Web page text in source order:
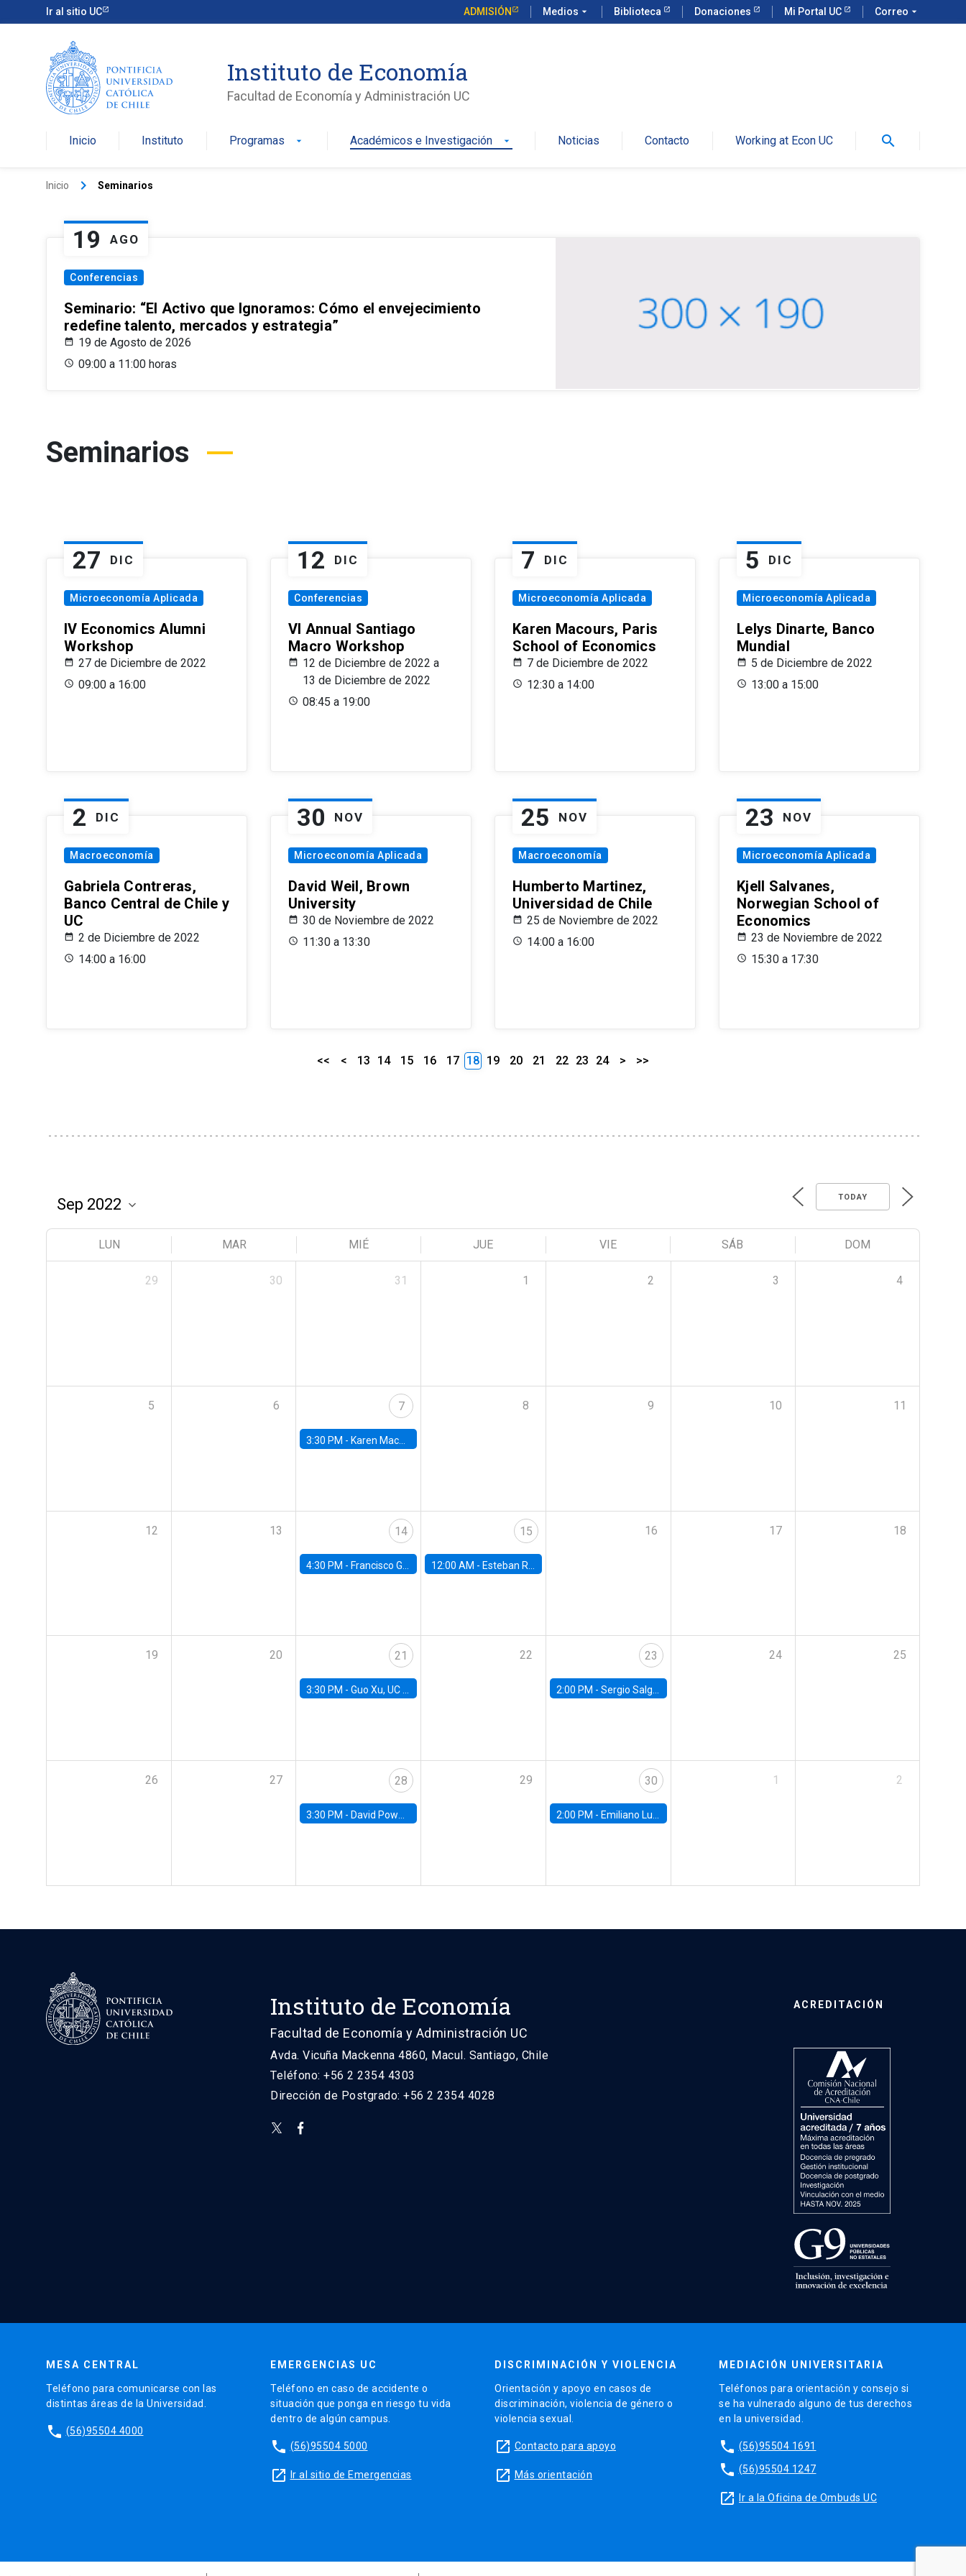
Ir al sitio UC ADMISIÓN Medios arrow_drop_down Biblioteca Donaciones Mi Portal UC Correo arrow_drop_down
Instituto de Economía
Facultad de Economía y Administración UC
Inicio Instituto Programas arrow_drop_down Académicos e Investigación arrow_drop_down Noticias Contacto Working at Econ UC search
Inicio keyboard_arrow_right Seminarios
19 AGO
Conferencias
Seminario: “El Activo que Ignoramos: Cómo el envejecimiento
redefine talento, mercados y estrategia”
19 de Agosto de 2026
09:00 a 11:00 horas
Seminarios
27 DIC
Microeconomía Aplicada
IV Economics Alumni
Workshop
27 de Diciembre de 2022
09:00 a 16:00
12 DIC
Conferencias
VI Annual Santiago
Macro Workshop
12 de Diciembre de 2022 a
13 de Diciembre de 2022
08:45 a 19:00
7 DIC
Microeconomía Aplicada
Karen Macours, Paris
School of Economics
7 de Diciembre de 2022
12:30 a 14:00
5 DIC
Microeconomía Aplicada
Lelys Dinarte, Banco
Mundial
5 de Diciembre de 2022
13:00 a 15:00
2 DIC
Macroeconomía
Gabriela Contreras,
Banco Central de Chile y
UC
2 de Diciembre de 2022
14:00 a 16:00
30 NOV
Microeconomía Aplicada
David Weil, Brown
University
30 de Noviembre de 2022
11:30 a 13:30
25 NOV
Macroeconomía
Humberto Martinez,
Universidad de Chile
25 de Noviembre de 2022
14:00 a 16:00
23 NOV
Microeconomía Aplicada
Kjell Salvanes,
Norwegian School of
Economics
23 de Noviembre de 2022
15:30 a 17:30
<< < 13 14 15 16 17 18 19 20 21 22 23 24 > >>
TODAY
LUN MAR MIÉ JUE VIE SÁB DOM
29 30 31 1 2 3 4
5 6 7
3:30 PM - Karen Macours
8 9 10 11
12 13 14
4:30 PM - Francisco Gallego, Universidad Católica
15
12:00 AM - Esteban Rossi-Hansberg, University of Chicago
16 17 18
19 20 21
3:30 PM -Guo Xu, UC Berkeley
22 23
2:00 PM - Sergio Salgado, Wharton University
24 25
26 27 28
3:30 PM - David Powell, RAND
29 30
2:00 PM - Emiliano Luttini, Banco Central de Chile
1 2
Instituto de Economía
Facultad de Economía y Administración UC
Avda. Vicuña Mackenna 4860, Macul. Santiago, Chile
Teléfono: +56 2 2354 4303
Dirección de Postgrado: +56 2 2354 4028
ACREDITACIÓN
MESA CENTRAL
Teléfono para comunicarse con las
distintas áreas de la Universidad.
phone (56)95504 4000
EMERGENCIAS UC
Teléfono en caso de accidente o
situación que ponga en riesgo tu vida
dentro de algún campus.
phone (56)95504 5000
launch Ir al sitio de Emergencias
DISCRIMINACIÓN Y VIOLENCIA
Orientación y apoyo en casos de
discriminación, violencia de género o
violencia sexual.
launch Contacto para apoyo
launch Más orientación
MEDIACIÓN UNIVERSITARIA
Teléfonos para orientación y consejo si
se ha vulnerado alguno de tus derechos
en la universidad.
phone (56)95504 1691
phone (56)95504 1247
launch Ir a la Oficina de Ombuds UC